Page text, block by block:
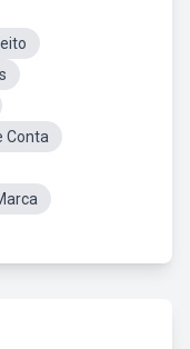
Conta